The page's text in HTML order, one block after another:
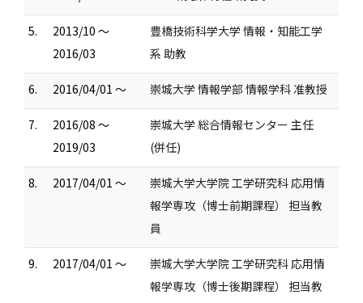
5.
2013/10 ～
2016/03
豊橋技術科学大学 情報・知能工学
系 助教
6. 2016/04/01 ～ 崇城大学 情報学部 情報学科 准教授
7.
2016/08 ～
2019/03
崇城大学 総合情報センター 主任
(併任)
8. 2017/04/01 ～
崇城大学大学院 工学研究科 応用情
報学専攻（博士前期課程） 担当教
員
9. 2017/04/01 ～
崇城大学大学院 工学研究科 応用情
報学専攻（博士後期課程） 担当教